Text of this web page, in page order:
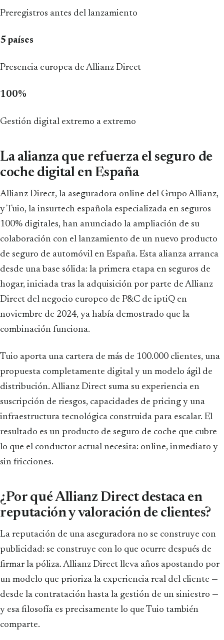
Preregistros antes del lanzamiento
5 países
Presencia europea de Allianz Direct
100%
Gestión digital extremo a extremo
La alianza que refuerza el seguro de
coche digital en España
Allianz Direct, la aseguradora online del Grupo Allianz,
y Tuio, la insurtech española especializada en seguros
100% digitales, han anunciado la ampliación de su
colaboración con el lanzamiento de un nuevo producto
de seguro de automóvil en España. Esta alianza arranca
desde una base sólida: la primera etapa en seguros de
hogar, iniciada tras la adquisición por parte de Allianz
Direct del negocio europeo de P&C de iptiQ en
noviembre de 2024, ya había demostrado que la
combinación funciona.
Tuio aporta una cartera de más de 100.000 clientes, una
propuesta completamente digital y un modelo ágil de
distribución. Allianz Direct suma su experiencia en
suscripción de riesgos, capacidades de pricing y una
infraestructura tecnológica construida para escalar. El
resultado es un producto de seguro de coche que cubre
lo que el conductor actual necesita: online, inmediato y
sin fricciones.
¿Por qué Allianz Direct destaca en
reputación y valoración de clientes?
La reputación de una aseguradora no se construye con
publicidad: se construye con lo que ocurre después de
firmar la póliza. Allianz Direct lleva años apostando por
un modelo que prioriza la experiencia real del cliente —
desde la contratación hasta la gestión de un siniestro —
y esa filosofía es precisamente lo que Tuio también
comparte.